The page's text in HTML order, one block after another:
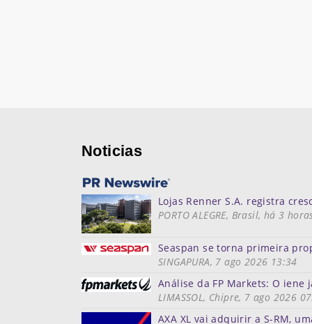
Noticias
Lojas Renner S.A. registra
PORTO ALEGRE, Brasil, há 3
Seaspan se torna primeira
SINGAPURA, 7 ago 2026 13:34
Análise da FP Markets: O
LIMASSOL, Chipre, 7 ago 2026
AXA XL vai adquirir a S-RM,